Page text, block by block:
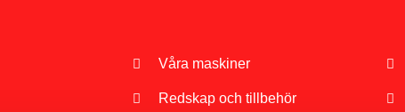
Våra maskiner
Redskap och tillbehör